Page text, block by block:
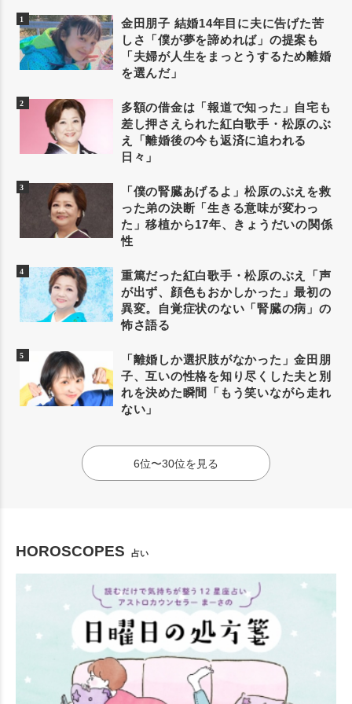
金田朋子 結婚14年目に夫に告げた苦
しさ「僕が夢を諦めれば」の提案も
「夫婦が人生をまっとうするため離婚
を選んだ」
多額の借金は「報道で知った」自宅も
差し押さえられた紅白歌手・松原のぶ
え「離婚後の今も返済に追われる
日々」
「僕の腎臓あげるよ」松原のぶえを救
った弟の決断「生きる意味が変わっ
た」移植から17年、きょうだいの関係
性
重篤だった紅白歌手・松原のぶえ「声
が出ず、顔色もおかしかった」最初の
異変。自覚症状のない「腎臓の病」の
怖さ語る
「離婚しか選択肢がなかった」金田朋
子、互いの性格を知り尽くした夫と別
れを決めた瞬間「もう笑いながら走れ
ない」
6位〜30位を見る
HOROSCOPES 占い